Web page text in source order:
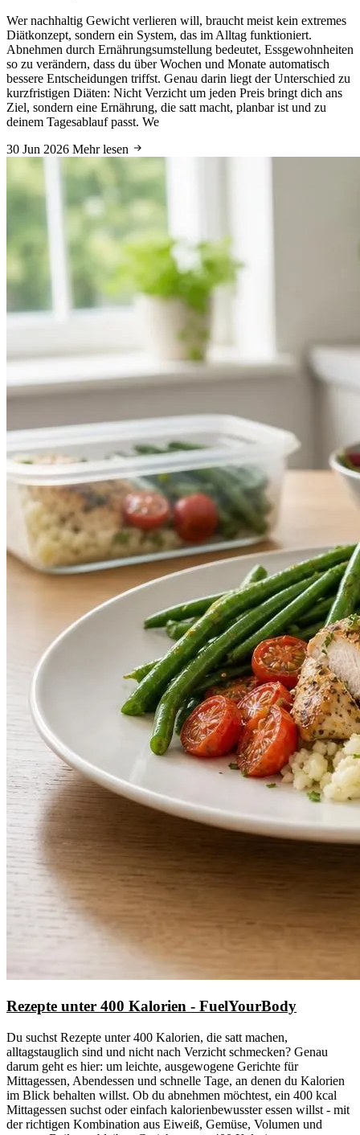
Wer nachhaltig Gewicht verlieren will, braucht meist kein extremes
Diätkonzept, sondern ein System, das im Alltag funktioniert.
Abnehmen durch Ernährungsumstellung bedeutet, Essgewohnheiten
so zu verändern, dass du über Wochen und Monate automatisch
bessere Entscheidungen triffst. Genau darin liegt der Unterschied zu
kurzfristigen Diäten: Nicht Verzicht um jeden Preis bringt dich ans
Ziel, sondern eine Ernährung, die satt macht, planbar ist und zu
deinem Tagesablauf passt. We
30 Jun 2026 Mehr lesen
Rezepte unter 400 Kalorien - FuelYourBody
Du suchst Rezepte unter 400 Kalorien, die satt machen,
alltagstauglich sind und nicht nach Verzicht schmecken? Genau
darum geht es hier: um leichte, ausgewogene Gerichte für
Mittagessen, Abendessen und schnelle Tage, an denen du Kalorien
im Blick behalten willst. Ob du abnehmen möchtest, ein 400 kcal
Mittagessen suchst oder einfach kalorienbewusster essen willst - mit
der richtigen Kombination aus Eiweiß, Gemüse, Volumen und